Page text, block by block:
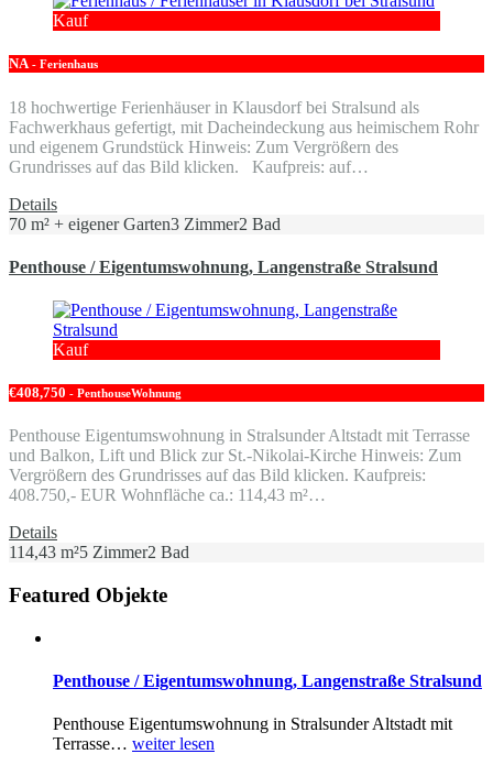
Kauf
NA - Ferienhaus
18 hochwertige Ferienhäuser in Klausdorf bei Stralsund als
Fachwerkhaus gefertigt, mit Dacheindeckung aus heimischem Rohr
und eigenem Grundstück Hinweis: Zum Vergrößern des
Grundrisses auf das Bild klicken. Kaufpreis: auf…
Details
70 m² + eigener Garten3 Zimmer2 Bad
Penthouse / Eigentumswohnung, Langenstraße Stralsund
Kauf
€408,750 - PenthouseWohnung
Penthouse Eigentumswohnung in Stralsunder Altstadt mit Terrasse
und Balkon, Lift und Blick zur St.-Nikolai-Kirche Hinweis: Zum
Vergrößern des Grundrisses auf das Bild klicken. Kaufpreis:
408.750,- EUR Wohnfläche ca.: 114,43 m²…
Details
114,43 m²5 Zimmer2 Bad
Featured Objekte
Penthouse / Eigentumswohnung, Langenstraße Stralsund
Penthouse Eigentumswohnung in Stralsunder Altstadt mit
Terrasse… weiter lesen